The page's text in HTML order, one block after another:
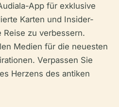
App für exklusive
Karten und Insider-
zu verbessern.
Medien für die neuesten
Verpassen Sie
Herzens des antiken